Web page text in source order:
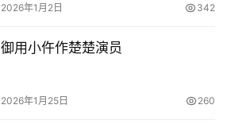
2026年1月2日 342
御用小仵作楚楚演员
2026年1月25日 260